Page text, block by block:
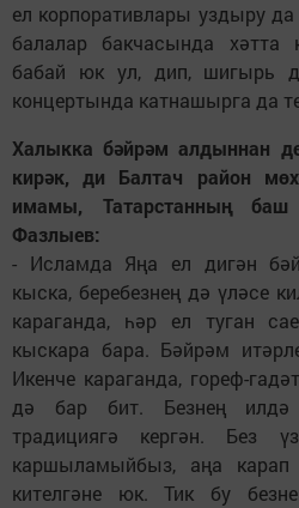
ел корпоративлары уздыру
балалар бакчасында
бабай юк ул, дип, шигырь
концертында катнашырга да
Халыкка бәйрәм алдыннан
кирәк, ди Балтач район
имамы, Татарстанның
Фазлыев:
- Исламда Яңа ел дигән
кыска, беребезнең дә үләсе
караганда, һәр ел туган
кыскара бара. Бәйрәм
Икенче караганда, гореф-
дә бар бит. Безнең
традициягә кергән. Без
каршыламыйбыз, аңа
кителгәне юк. Тик бу